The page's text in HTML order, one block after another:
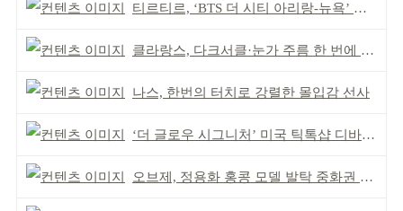
티르티르, ‘BTS 더 시티 아리랑-뉴욕’ 참여
클라랑스, 다크서클·눈가 주름 한 번에 더블 케어
나스, 한번의 터치로 강렬한 몰입감 선사
‘더 글로우 시그니처’ 미국 틱톡샵 디바이스 부문 1위
오브제, 정용화 홍콩 모델 발탁 중화권 공략 강화